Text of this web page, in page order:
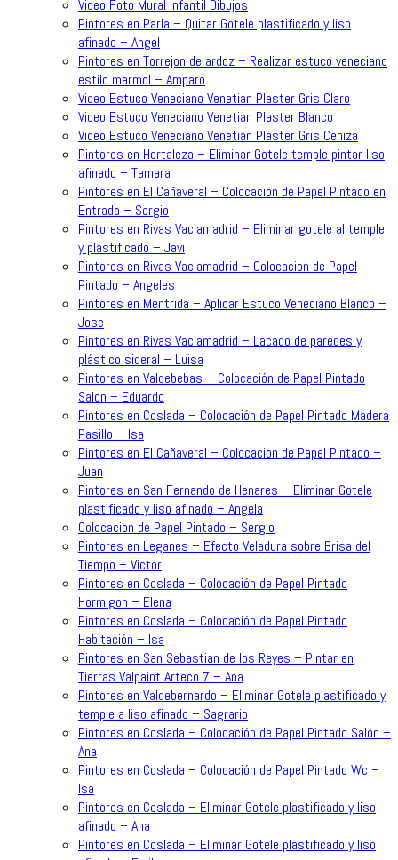
Video Foto Mural Infantil Dibujos
Pintores en Parla – Quitar Gotele plastificado y liso
afinado – Angel
Pintores en Torrejon de ardoz – Realizar estuco veneciano
estilo marmol – Amparo
Video Estuco Veneciano Venetian Plaster Gris Claro
Video Estuco Veneciano Venetian Plaster Blanco
Video Estuco Veneciano Venetian Plaster Gris Ceniza
Pintores en Hortaleza – Eliminar Gotele temple pintar liso
afinado – Tamara
Pintores en El Cañaveral – Colocacion de Papel Pintado en
Entrada – Sergio
Pintores en Rivas Vaciamadrid – Eliminar gotele al temple
y plastificado – Javi
Pintores en Rivas Vaciamadrid – Colocacion de Papel
Pintado – Angeles
Pintores en Mentrida – Aplicar Estuco Veneciano Blanco –
Jose
Pintores en Rivas Vaciamadrid – Lacado de paredes y
plástico sideral – Luisa
Pintores en Valdebebas – Colocación de Papel Pintado
Salon – Eduardo
Pintores en Coslada – Colocación de Papel Pintado Madera
Pasillo – Isa
Pintores en El Cañaveral – Colocacion de Papel Pintado –
Juan
Pintores en San Fernando de Henares – Eliminar Gotele
plastificado y liso afinado – Angela
Colocacion de Papel Pintado – Sergio
Pintores en Leganes – Efecto Veladura sobre Brisa del
Tiempo – Victor
Pintores en Coslada – Colocación de Papel Pintado
Hormigon – Elena
Pintores en Coslada – Colocación de Papel Pintado
Habitación – Isa
Pintores en San Sebastian de los Reyes – Pintar en
Tierras Valpaint Arteco 7 – Ana
Pintores en Valdebernardo – Eliminar Gotele plastificado y
temple a liso afinado – Sagrario
Pintores en Coslada – Colocación de Papel Pintado Salon –
Ana
Pintores en Coslada – Colocación de Papel Pintado Wc –
Isa
Pintores en Coslada – Eliminar Gotele plastificado y liso
afinado – Ana
Pintores en Coslada – Eliminar Gotele plastificado y liso